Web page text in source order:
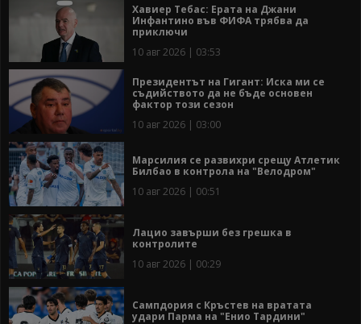
Хавиер Тебас: Ерата на Джани
Инфантино във ФИФА трябва да
приключи
10 авг 2026 | 03:53
Президентът на Гигант: Иска ми се
съдийството да не бъде основен
фактор този сезон
10 авг 2026 | 03:00
Марсилия се развихри срещу Атлетик
Билбао в контрола на "Велодром"
10 авг 2026 | 00:51
Лацио завърши без грешка в
контролите
10 авг 2026 | 00:29
Сампдория с Кръстев на вратата
удари Парма на "Енио Тардини"